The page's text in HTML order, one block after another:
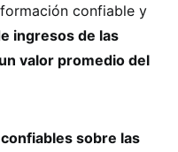
confiable y
ingresos de las
valor promedio del
sobre las